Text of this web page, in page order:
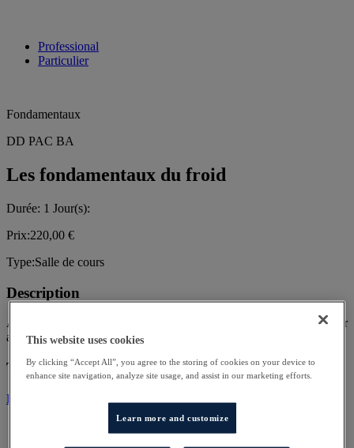
Professional
Particulier
Fondamentaux
DD PAC BA
Les fondamentaux du froid
Durée: 1 Jour(s):
Prix:220,00 €
Type:Salle de cours
Description
Acquérir les fondamentaux du fonctionnement des pompes à chaleur
appliqués au chauffage à eau chaude.
Téléchargement
Programme de stage
This website uses cookies
By clicking “Accept All”, you agree to the storing of cookies on your device to
enhance site navigation, analyze site usage, and assist in our marketing efforts.
Learn more and customize